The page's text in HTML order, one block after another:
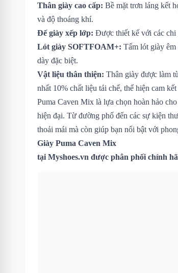
Thân giày cao cấp: Bề mặt trơn láng kết
và độ thoáng khí.
Đế giày xếp lớp: Được thiết kế với các chi
Lót giày SOFTFOAM+: Tấm lót giày
dày đặc biệt.
Vật liệu thân thiện: Thân giày được làm
nhất 10% chất liệu tái chế, thể hiện cam
Puma Caven Mix là lựa chọn hoàn hảo
hiện đại. Từ đường phố đến các sự kiện
thoải mái mà còn giúp bạn nổi bật với
Giày Puma Caven Mix
tại Myshoes.vn được phân phối chính